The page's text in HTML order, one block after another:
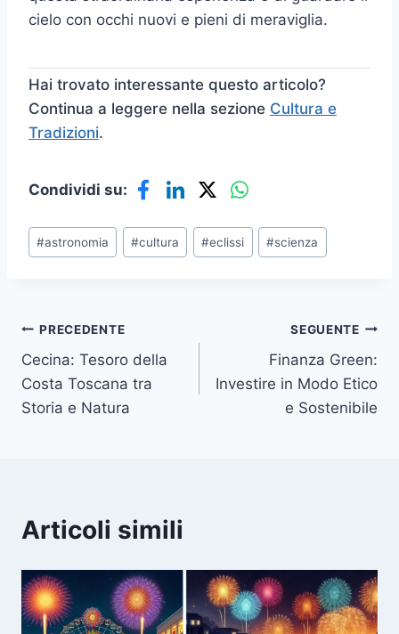
cielo con occhi nuovi e pieni di meraviglia.
Hai trovato interessante questo articolo?
Continua a leggere nella sezione Cultura e
Tradizioni.
Condividi su:
Tag
articolo:
#astronomia #cultura #eclissi #scienza
Navigazione
articoli
PRECEDENTE
Cecina: Tesoro della
Costa Toscana tra
Storia e Natura
SEGUENTE
Finanza Green:
Investire in Modo Etico
e Sostenibile
Articoli simili